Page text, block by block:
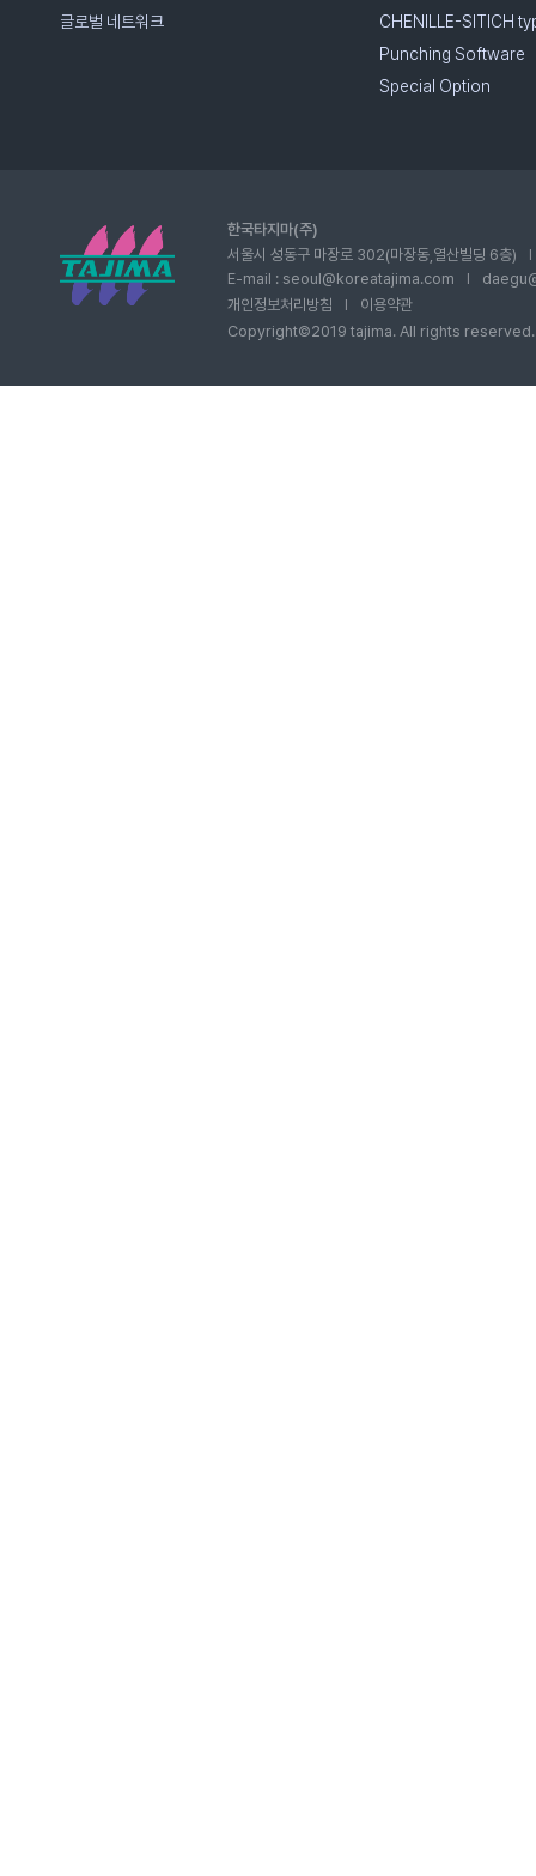
글로벌 네트워크
CHENILLE-SITICH
Punching Software
Special Option
한국타지마(주)
서울시 성동구 마장로 302(마장동,열산빌딩 6층)
E-mail : seoul@koreatajima.com
개인정보처리방침
이용약관
Copyright©2019 tajima. All rights